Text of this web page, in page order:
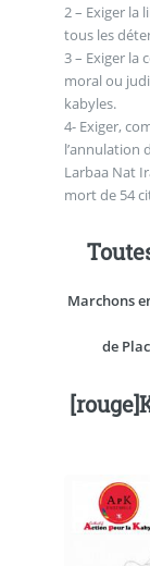
2 – Exiger
tous les
3 – Exiger la
moral ou
kabyles.
4- Exiger,
l’annulation
Larbaa Nat
mort de 54
Marchons
de